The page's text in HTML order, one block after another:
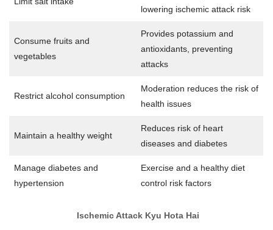
lowering ischemic attack risk
Consume fruits and
vegetables
Provides potassium and
antioxidants, preventing
attacks
Restrict alcohol consumption
Moderation reduces the risk of
health issues
Maintain a healthy weight
Reduces risk of heart
diseases and diabetes
Manage diabetes and
hypertension
Exercise and a healthy diet
control risk factors
Ischemic Attack Kyu Hota Hai